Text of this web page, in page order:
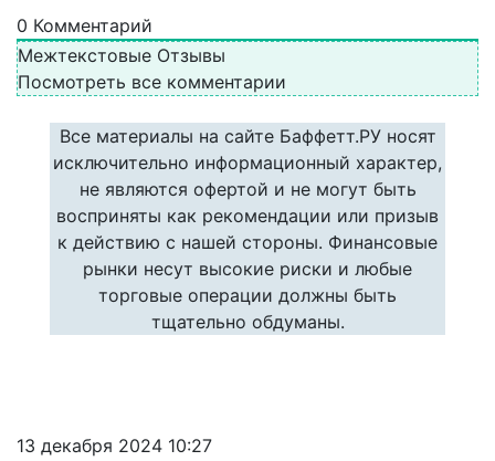
0 Комментарий
Межтекстовые Отзывы
Посмотреть все комментарии
Все материалы на сайте Баффетт.РУ носят
исключительно информационный характер,
не являются офертой и не могут быть
восприняты как рекомендации или призыв
к действию с нашей стороны. Финансовые
рынки несут высокие риски и любые
торговые операции должны быть
тщательно обдуманы.
13 декабря 2024 10:27